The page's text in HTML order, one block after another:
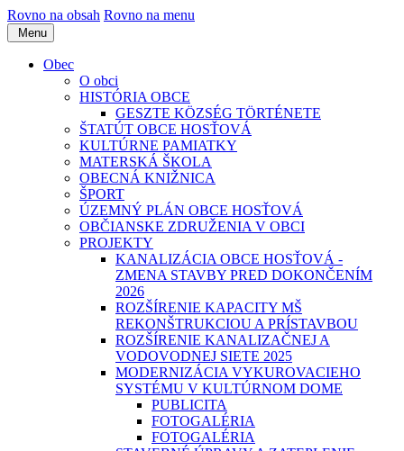
Rovno na obsah Rovno na menu
Menu
Obec
O obci
HISTÓRIA OBCE
GESZTE KÖZSÉG TÖRTÉNETE
ŠTATÚT OBCE HOSŤOVÁ
KULTÚRNE PAMIATKY
MATERSKÁ ŠKOLA
OBECNÁ KNIŽNICA
ŠPORT
ÚZEMNÝ PLÁN OBCE HOSŤOVÁ
OBČIANSKE ZDRUŽENIA V OBCI
PROJEKTY
KANALIZÁCIA OBCE HOSŤOVÁ -
ZMENA STAVBY PRED DOKONČENÍM
2026
ROZŠÍRENIE KAPACITY MŠ
REKONŠTRUKCIOU A PRÍSTAVBOU
ROZŠÍRENIE KANALIZAČNEJ A
VODOVODNEJ SIETE 2025
MODERNIZÁCIA VYKUROVACIEHO
SYSTÉMU V KULTÚRNOM DOME
PUBLICITA
FOTOGALÉRIA
FOTOGALÉRIA